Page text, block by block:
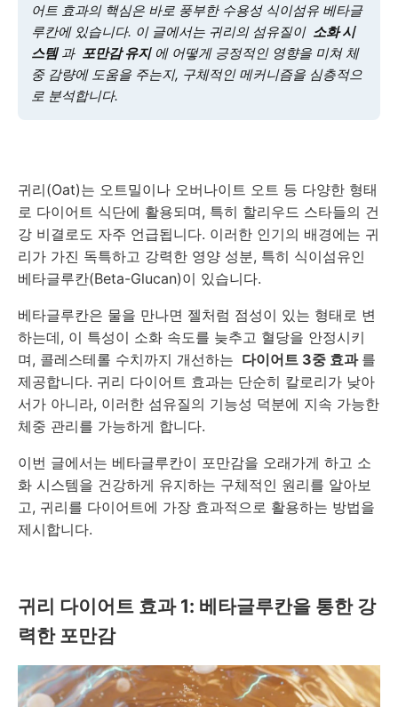
어트 효과의 핵심은 바로 풍부한 수용성 식이섬유 베타글
루칸에 있습니다. 이 글에서는 귀리의 섬유질이 소화 시
스템 과 포만감 유지 에 어떻게 긍정적인 영향을 미쳐 체
중 감량에 도움을 주는지, 구체적인 메커니즘을 심층적으
로 분석합니다.
귀리(Oat)는 오트밀이나 오버나이트 오트 등 다양한 형태
로 다이어트 식단에 활용되며, 특히 할리우드 스타들의 건
강 비결로도 자주 언급됩니다. 이러한 인기의 배경에는 귀
리가 가진 독특하고 강력한 영양 성분, 특히 식이섬유인
베타글루칸(Beta-Glucan)이 있습니다.
베타글루칸은 물을 만나면 젤처럼 점성이 있는 형태로 변
하는데, 이 특성이 소화 속도를 늦추고 혈당을 안정시키
며, 콜레스테롤 수치까지 개선하는 다이어트 3중 효과 를
제공합니다. 귀리 다이어트 효과는 단순히 칼로리가 낮아
서가 아니라, 이러한 섬유질의 기능성 덕분에 지속 가능한
체중 관리를 가능하게 합니다.
이번 글에서는 베타글루칸이 포만감을 오래가게 하고 소
화 시스템을 건강하게 유지하는 구체적인 원리를 알아보
고, 귀리를 다이어트에 가장 효과적으로 활용하는 방법을
제시합니다.
귀리 다이어트 효과 1: 베타글루칸을 통한 강
력한 포만감